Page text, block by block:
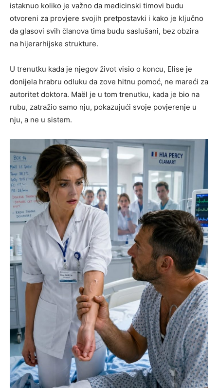
istaknuo koliko je važno da medicinski timovi budu
otvoreni za provjere svojih pretpostavki i kako je ključno
da glasovi svih članova tima budu saslušani, bez obzira
na hijerarhijske strukture.
U trenutku kada je njegov život visio o koncu, Elise je
donijela hrabru odluku da zove hitnu pomoć, ne mareći za
autoritet doktora. Maël je u tom trenutku, kada je bio na
rubu, zatražio samo nju, pokazujući svoje povjerenje u
nju, a ne u sistem.